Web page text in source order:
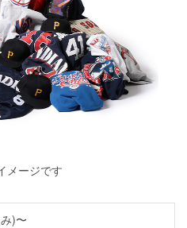
メージです
)〜